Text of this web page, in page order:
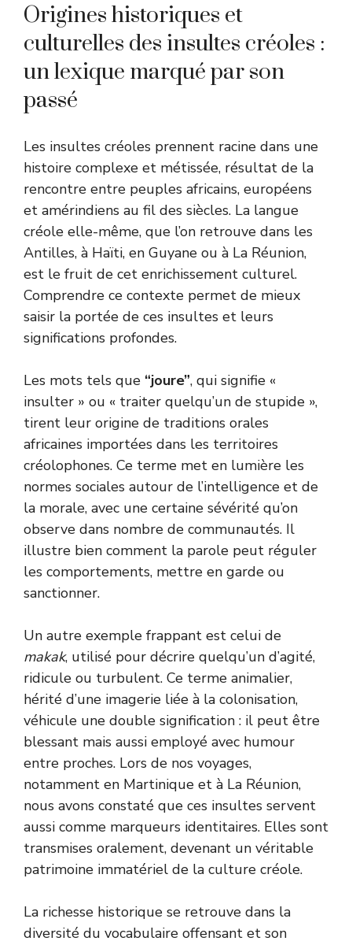
Origines historiques et
culturelles des insultes créoles :
un lexique marqué par son
passé
Les insultes créoles prennent racine dans une
histoire complexe et métissée, résultat de la
rencontre entre peuples africains, européens
et amérindiens au fil des siècles. La langue
créole elle-même, que l’on retrouve dans les
Antilles, à Haïti, en Guyane ou à La Réunion,
est le fruit de cet enrichissement culturel.
Comprendre ce contexte permet de mieux
saisir la portée de ces insultes et leurs
significations profondes.
Les mots tels que “joure”, qui signifie «
insulter » ou « traiter quelqu’un de stupide »,
tirent leur origine de traditions orales
africaines importées dans les territoires
créolophones. Ce terme met en lumière les
normes sociales autour de l’intelligence et de
la morale, avec une certaine sévérité qu’on
observe dans nombre de communautés. Il
illustre bien comment la parole peut réguler
les comportements, mettre en garde ou
sanctionner.
Un autre exemple frappant est celui de
makak, utilisé pour décrire quelqu’un d’agité,
ridicule ou turbulent. Ce terme animalier,
hérité d’une imagerie liée à la colonisation,
véhicule une double signification : il peut être
blessant mais aussi employé avec humour
entre proches. Lors de nos voyages,
notamment en Martinique et à La Réunion,
nous avons constaté que ces insultes servent
aussi comme marqueurs identitaires. Elles sont
transmises oralement, devenant un véritable
patrimoine immatériel de la culture créole.
La richesse historique se retrouve dans la
diversité du vocabulaire offensant et son